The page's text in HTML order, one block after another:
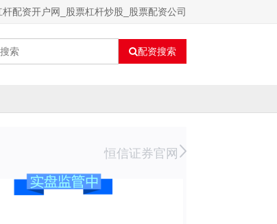
杆配资开户网_股票杠杆炒股_股票配资公司
配资搜索
恒信证券官网